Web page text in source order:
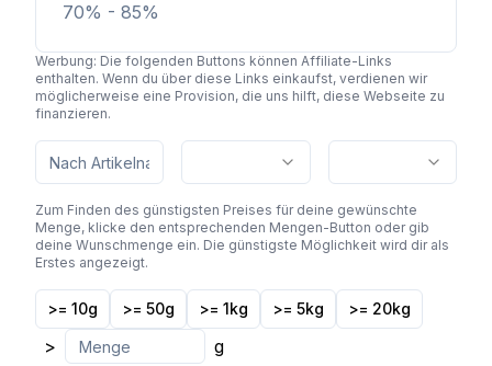
70% - 85%
Werbung: Die folgenden Buttons können Affiliate-Links
enthalten. Wenn du über diese Links einkaufst, verdienen wir
möglicherweise eine Provision, die uns hilft, diese Webseite zu
finanzieren.
Zum Finden des günstigsten Preises für deine gewünschte
Menge, klicke den entsprechenden Mengen-Button oder gib
deine Wunschmenge ein. Die günstigste Möglichkeit wird dir als
Erstes angezeigt.
>= 10g >= 50g >= 1kg >= 5kg >= 20kg
> g